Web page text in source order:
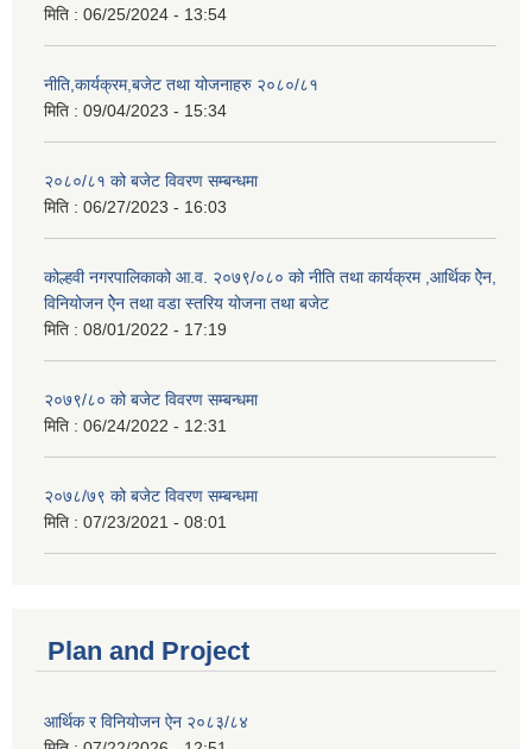
मिति : 06/25/2024 - 13:54
नीति,कार्यक्रम,बजेट तथा योजनाहरु २०८०/८१
मिति : 09/04/2023 - 15:34
२०८०/८१ को बजेट विवरण सम्बन्धमा
मिति : 06/27/2023 - 16:03
कोल्हवी नगरपालिकाको आ.व. २०७९/०८० को नीति तथा कार्यक्रम ,आर्थिक ऐेन,
विनियोजन ऐेन तथा वडा स्तरिय योजना तथा बजेट
मिति : 08/01/2022 - 17:19
२०७९/८० को बजेट विवरण सम्बन्धमा
मिति : 06/24/2022 - 12:31
२०७८/७९ को बजेट विवरण सम्बन्धमा
मिति : 07/23/2021 - 08:01
Plan and Project
आर्थिक र विनियोजन ऐन २०८३/८४